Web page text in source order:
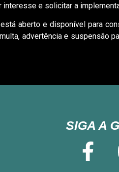
e solicitar a
aberto e disponível para
advertência e suspensão
SIGA A